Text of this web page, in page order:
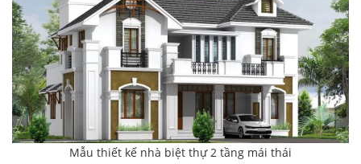
Mẫu thiết kế nhà biệt thự 2 tầng mái thái